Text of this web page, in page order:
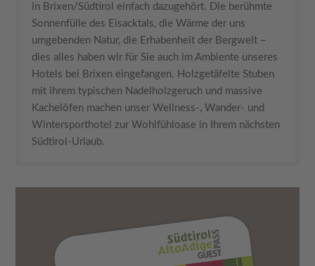
in Brixen/Südtirol einfach dazugehört. Die berühmte
Sonnenfülle des Eisacktals, die Wärme der uns
umgebenden Natur, die Erhabenheit der Bergwelt –
dies alles haben wir für Sie auch im Ambiente unseres
Hotels bei Brixen eingefangen. Holzgetäfelte Stuben
mit ihrem typischen Nadelholzgeruch und massive
Kachelöfen machen unser Wellness-, Wander- und
Wintersporthotel zur Wohlfühloase in Ihrem nächsten
Südtirol-Urlaub.